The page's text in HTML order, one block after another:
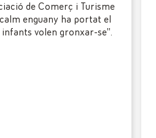
de Comerç i Turisme
enguany ha portat el
volen gronxar-se”.